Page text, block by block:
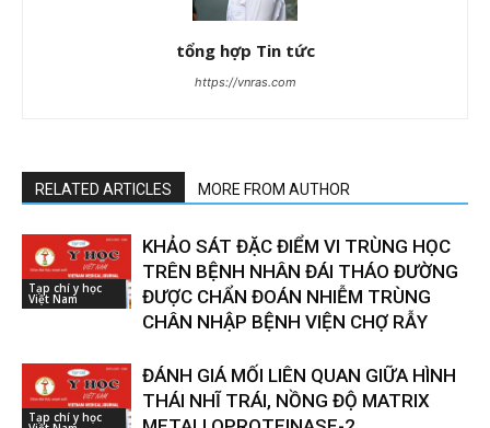
tổng hợp Tin tức
https://vnras.com
RELATED ARTICLES MORE FROM AUTHOR
Tạp chí y học
Việt Nam
KHẢO SÁT ĐẶC ĐIỂM VI TRÙNG HỌC
TRÊN BỆNH NHÂN ĐÁI THÁO ĐƯỜNG
ĐƯỢC CHẨN ĐOÁN NHIỄM TRÙNG
CHÂN NHẬP BỆNH VIỆN CHỢ RẪY
Tạp chí y học
ĐÁNH GIÁ MỐI LIÊN QUAN GIỮA HÌNH
THÁI NHĨ TRÁI, NỒNG ĐỘ MATRIX